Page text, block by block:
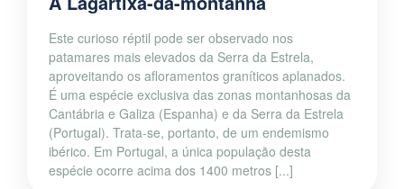
Este curioso réptil pode ser observado nos
patamares mais elevados da Serra da Estrela,
aproveitando os afloramentos graníticos aplanados.
É uma espécie exclusiva das zonas montanhosas da
Cantábria e Galiza (Espanha) e da Serra da Estrela
(Portugal). Trata-se, portanto, de um endemismo
ibérico. Em Portugal, a única população desta
espécie ocorre acima dos 1400 metros [...]